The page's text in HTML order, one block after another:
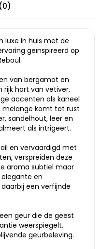
luxe in huis met de
geïnspireerd op
van bergamot en
rijk hart van vetiver,
accenten als kaneel
melange komt tot rust
sandelhout, leer en
als intrigeert.
en vervaardigd met
verspreiden deze
aroma subtiel maar
en
een verfijnde
geur die de geest
weerspiegelt.
geurbeleving.